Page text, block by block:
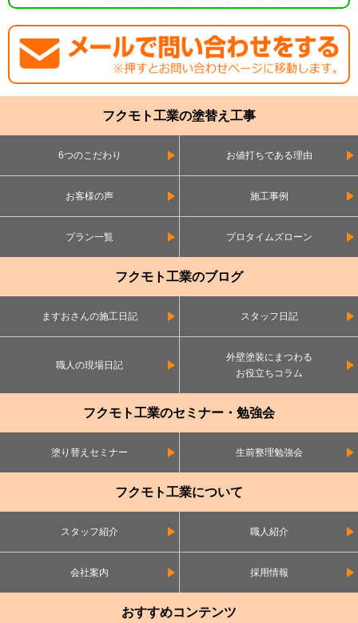
フクモト工業の塗替え工事
6つのこだわり お値打ちである理由
お客様の声 施工事例
プラン一覧 プロタイムズローン
フクモト工業のブログ
ますおさんの施工日記 スタッフ日記
職人の現場日記
外壁塗装にまつわる
お役立ちコラム
フクモト工業のセミナー・勉強会
塗り替えセミナー 生前整理勉強会
フクモト工業について
スタッフ紹介 職人紹介
会社案内 採用情報
おすすめコンテンツ